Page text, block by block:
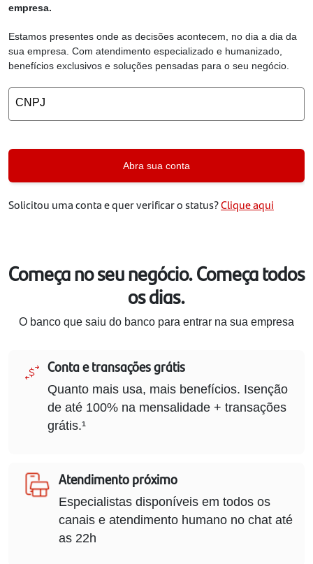
empresa.
Estamos presentes onde as decisões acontecem, no dia a dia da
sua empresa. Com atendimento especializado e humanizado,
benefícios exclusivos e soluções pensadas para o seu negócio.
CNPJ
Abra sua conta
Solicitou uma conta e quer verificar o status?Clique aqui
Começa no seu negócio. Começa todos
os dias.
O banco que saiu do banco para entrar na sua empresa
Conta e transações grátis
Quanto mais usa, mais benefícios. Isenção
de até 100% na mensalidade + transações
grátis.¹
Atendimento próximo
Especialistas disponíveis em todos os
canais e atendimento humano no chat até
as 22h